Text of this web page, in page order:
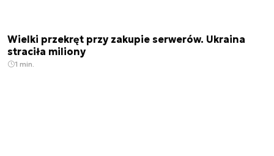
Wielki przekręt przy zakupie serwerów. Ukraina
straciła miliony
1 min.